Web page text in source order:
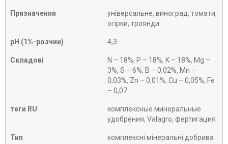
Призначення
універсальне, виноград, томати,
огірки, троянди
рН (1%-розчин) 4,3
Складові
N – 18%, P – 18%, K – 18%, Mg –
3%, S – 6%, B – 0,02%, Mn –
0,03%, Zn – 0,01%, Cu – 0,05%, Fe
– 0,07
теги RU
комплексные минеральные
удобрения, Valagro, фертигация
Тип комплексні мінеральні добрива